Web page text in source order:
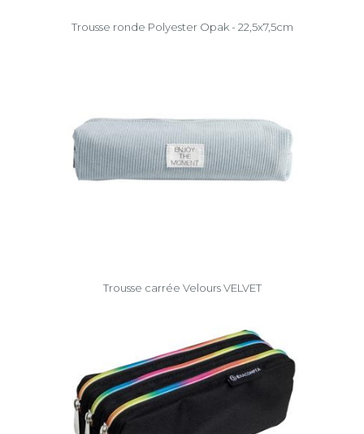
Trousse ronde Polyester Opak - 22,5x7,5cm
Trousse carrée Velours VELVET